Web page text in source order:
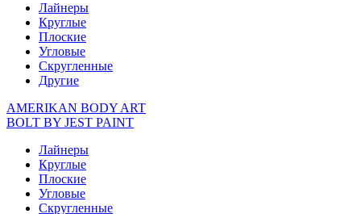
Лайнеры
Круглые
Плоские
Угловые
Скругленные
Другие
AMERIKAN BODY ART
BOLT BY JEST PAINT
Лайнеры
Круглые
Плоские
Угловые
Скругленные